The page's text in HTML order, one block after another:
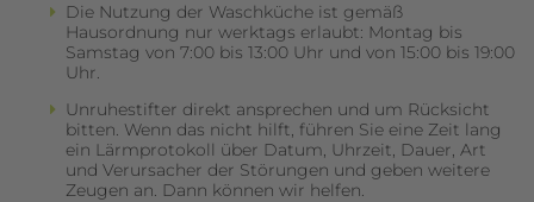
Die Nutzung der Waschküche ist gemäß
Hausordnung nur werktags erlaubt: Montag bis
Samstag von 7:00 bis 13:00 Uhr und von 15:00 bis 19:00
Uhr.
Unruhestifter direkt ansprechen und um Rücksicht
bitten. Wenn das nicht hilft, führen Sie eine Zeit lang
ein Lärmprotokoll über Datum, Uhrzeit, Dauer, Art
und Verursacher der Störungen und geben weitere
Zeugen an. Dann können wir helfen.